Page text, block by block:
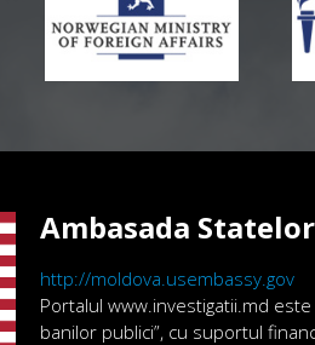
Ambasada
http://moldova.usembassy.gov
Portalul www.investigatii.md
banilor publici”, cu suportul